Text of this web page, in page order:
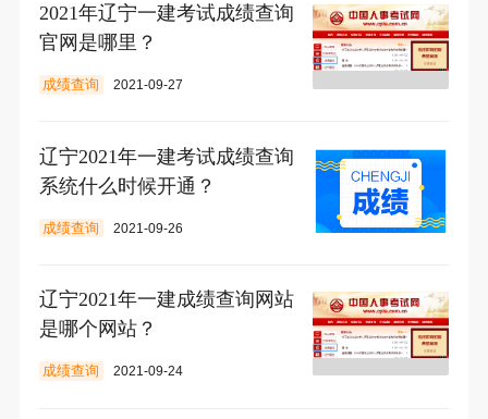
2021年辽宁一建考试成绩查询
官网是哪里？
成绩查询 2021-09-27
辽宁2021年一建考试成绩查询
系统什么时候开通？
成绩查询 2021-09-26
辽宁2021年一建成绩查询网站
是哪个网站？
成绩查询 2021-09-24